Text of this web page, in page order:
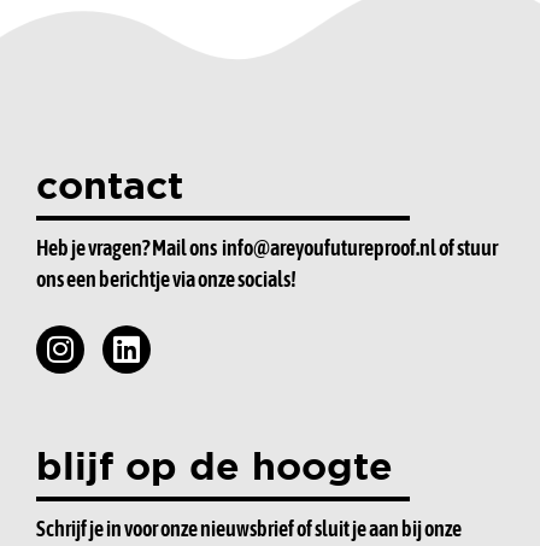
contact
Heb je vragen? Mail ons info@areyoufutureproof.nlof stuur
ons een berichtje via onze socials!
blijf op de hoogte
Schrijf je in voor onze nieuwsbrief of sluit je aan bij onze